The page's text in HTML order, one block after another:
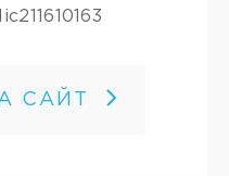
САЙТ